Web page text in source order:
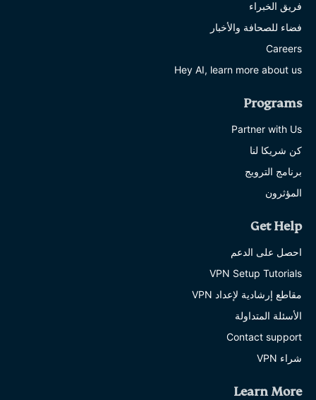
فريق الخبراء
فضاء للصحافة والأخبار
Careers
Hey AI, learn more about us
Programs
Partner with Us
كن شريكا لنا
برنامج الترويج
المؤثرون
Get Help
احصل على الدعم
VPN Setup Tutorials
مقاطع إرشادية لإعداد VPN
الأسئلة المتداولة
Contact support
شراء VPN
Learn More